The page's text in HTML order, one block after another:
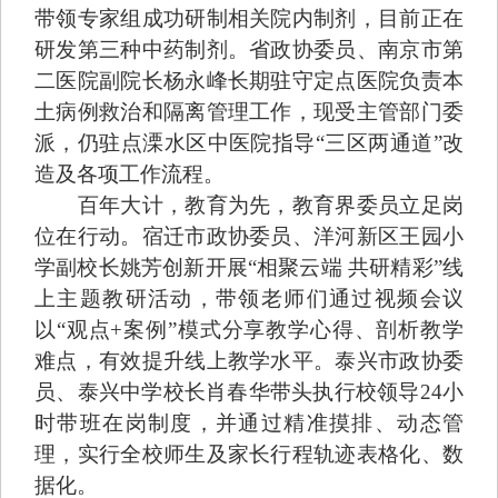
带领专家组成功研制相关院内制剂，目前正在
研发第三种中药制剂。省政协委员、南京市第
二医院副院长杨永峰长期驻守定点医院负责本
土病例救治和隔离管理工作，现受主管部门委
派，仍驻点溧水区中医院指导“三区两通道”改
造及各项工作流程。
百年大计，教育为先，教育界委员立足岗
位在行动。宿迁市政协委员、洋河新区王园小
学副校长姚芳创新开展“相聚云端 共研精彩”线
上主题教研活动，带领老师们通过视频会议
以“观点+案例”模式分享教学心得、剖析教学
难点，有效提升线上教学水平。泰兴市政协委
员、泰兴中学校长肖春华带头执行校领导24小
时带班在岗制度，并通过精准摸排、动态管
理，实行全校师生及家长行程轨迹表格化、数
据化。